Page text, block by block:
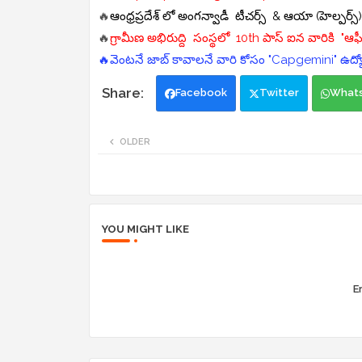
🔥ఆంధ్రప్రదేశ్ లో అంగన్వాడీ టీచర్స్ & ఆయా
🔥గ్రామీణ అభిరుద్ది సంస్థలో 10th పాస్ ఐన వారికి
🔥వెంటనే జాబ్ కావాలనే వారి కోసం "Capgemini"
Facebook Twitter
OLDER
YOU MIGHT LIKE